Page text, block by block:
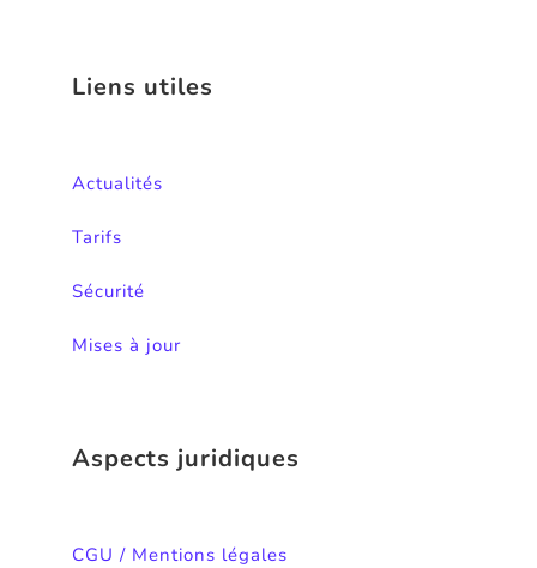
Liens utiles
Actualités
Tarifs
Sécurité
Mises à jour
Aspects juridiques
CGU / Mentions légales